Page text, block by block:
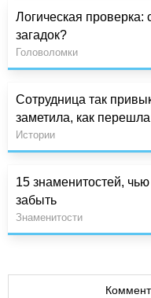
Логическая проверка:
загадок?
Головоломки
Сотрудница так
заметила, как
Истории
15 знаменитостей,
забыть
Знаменитости